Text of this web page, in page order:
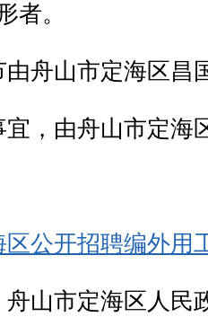
者。
由舟山市定海区昌
宜，由舟山市定海
公开招聘编外用
舟山市定海区人民